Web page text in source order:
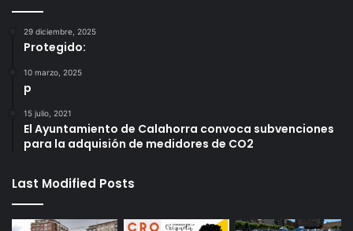
29 diciembre, 2025
Protegido:
10 marzo, 2025
p
15 julio, 2021
El Ayuntamiento de Calahorra convoca subvenciones
para la adquisión de medidores de CO2
Last Modified Posts